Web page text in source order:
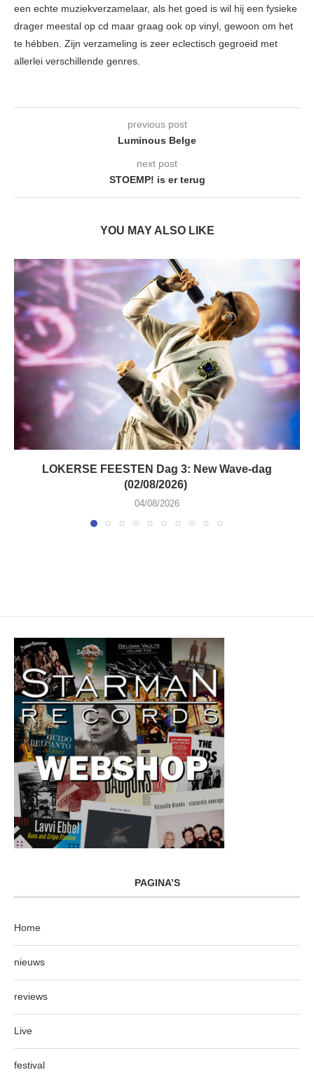
een echte muziekverzamelaar, als het goed is wil hij een fysieke
drager meestal op cd maar graag ook op vinyl, gewoon om het
te hébben. Zijn verzameling is zeer eclectisch gegroeid met
allerlei verschillende genres.
previous post
Luminous Belge
next post
STOEMP! is er terug
YOU MAY ALSO LIKE
LOKERSE FEESTEN Dag 3: New Wave-dag
(02/08/2026)
04/08/2026
PAGINA’S
Home
nieuws
reviews
Live
festival